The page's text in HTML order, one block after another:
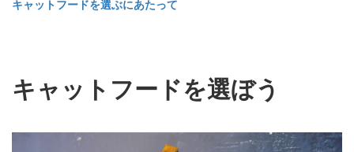
キャットフードを選ぶにあたって
キャットフードを選ぼう